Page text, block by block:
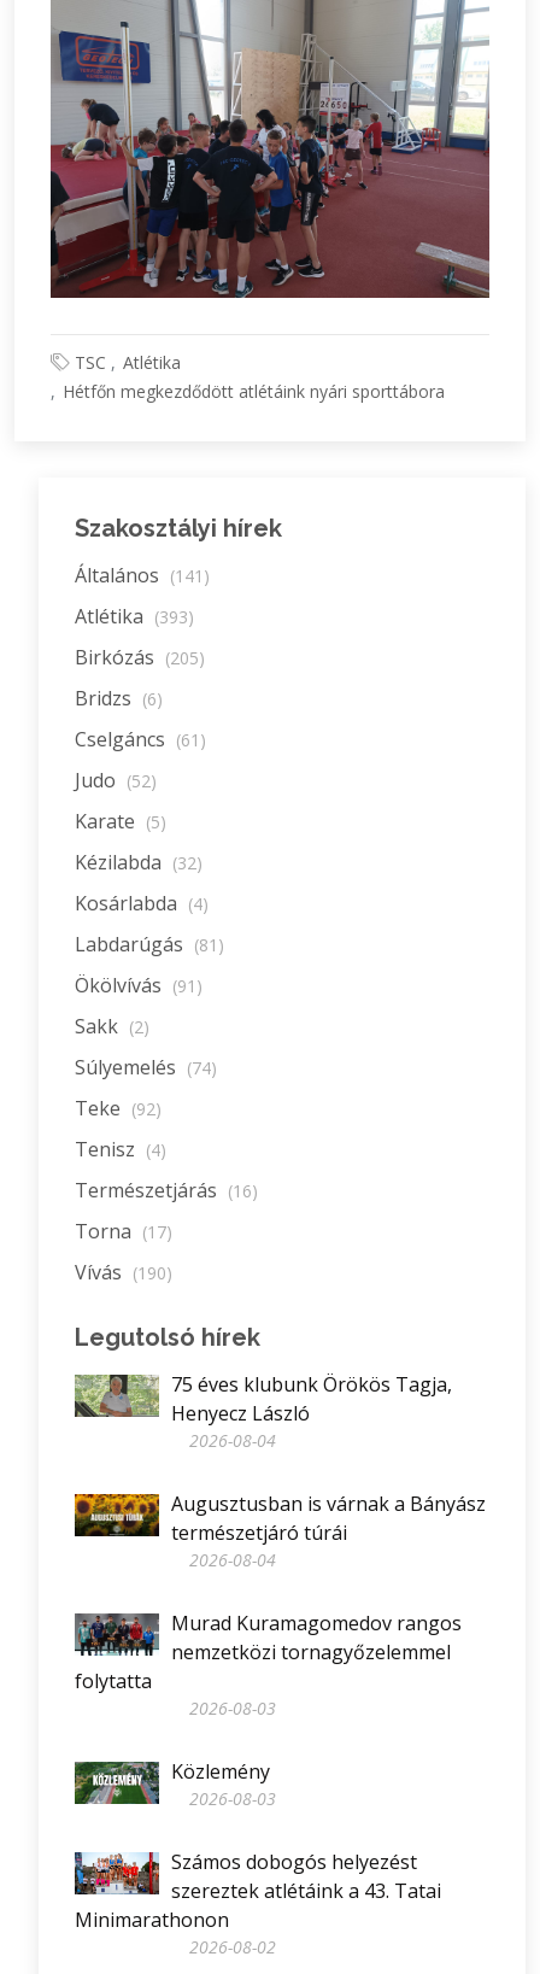
TSC
Atlétika
Hétfőn megkezdődött atlétáink nyári sporttábora
Szakosztályi hírek
Általános (141)
Atlétika (393)
Birkózás (205)
Bridzs (6)
Cselgáncs (61)
Judo (52)
Karate (5)
Kézilabda (32)
Kosárlabda (4)
Labdarúgás (81)
Ökölvívás (91)
Sakk (2)
Súlyemelés (74)
Teke (92)
Tenisz (4)
Természetjárás (16)
Torna (17)
Vívás (190)
Legutolsó hírek
75 éves klubunk Örökös Tagja,
Henyecz László
2026-08-04
Augusztusban is várnak a Bányász
természetjáró túrái
2026-08-04
Murad Kuramagomedov rangos
nemzetközi tornagyőzelemmel
folytatta
2026-08-03
Közlemény
2026-08-03
Számos dobogós helyezést
szereztek atlétáink a 43. Tatai
Minimarathonon
2026-08-02